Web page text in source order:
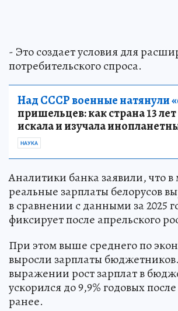
- Это создает условия для
потребительского спроса.
Над СССР военные натянули
пришельцев: как страна 13
искала и изучала
НАУКА
Аналитики банка заявили, что в
реальные зарплаты белорусов
в сравнении с данными за 2025
фиксирует после апрельского
При этом выше среднего по
выросли зарплаты
выражении рост зарплат в
ускорился до 9,9% годовых
ранее.